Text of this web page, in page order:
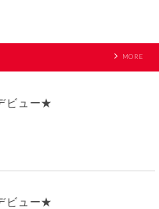
MORE
ビュー★
ビュー★